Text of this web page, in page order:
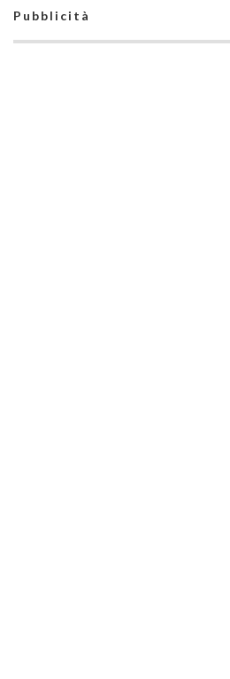
Pubblicità